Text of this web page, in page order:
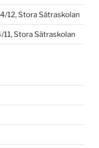
12, Stora Sätraskolan
Stora Sätraskolan